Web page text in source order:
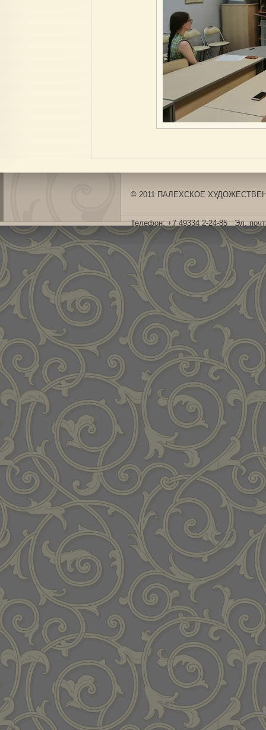
© 2011 ПАЛЕХСКОЕ
Телефон: +7 49334 2-24-85 Эл.